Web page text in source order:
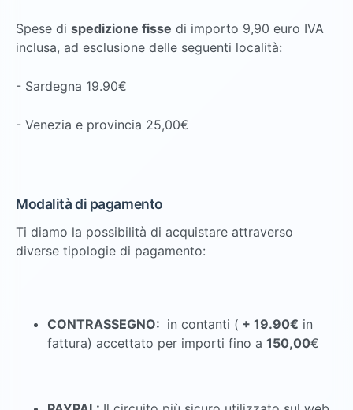
Spese di spedizione fisse di importo 9,90 euro IVA
inclusa, ad esclusione delle seguenti località:
- Sardegna 19.90€
- Venezia e provincia 25,00€
Modalità di pagamento
Ti diamo la possibilità di acquistare attraverso
diverse tipologie di pagamento:
CONTRASSEGNO: in contanti ( + 19.90€ in
fattura) accettato per importi fino a 150,00€